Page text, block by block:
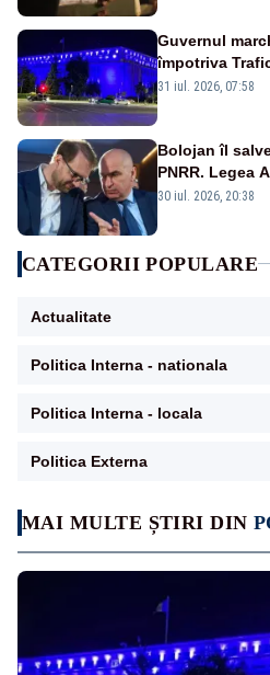
MAI MULTE ȘTIRI DIN
Guvernul
împotriva
Victoria,
31 iul. 2026, 07:58
Bolojan îl
PNRR. Legea
30 iul. 2026, 20:38
CATEGORII POPULARE
Actualitate
Politica Interna - nationala
Politica Interna - locala
Politica Externa